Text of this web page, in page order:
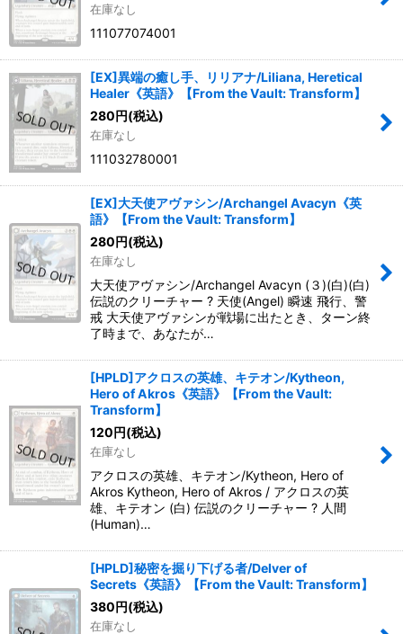
在庫なし
111077074001
[EX]異端の癒し手、リリアナ/Liliana, Heretical
Healer《英語》【From the Vault: Transform】
280円(税込)
在庫なし
111032780001
[EX]大天使アヴァシン/Archangel Avacyn《英
語》【From the Vault: Transform】
280円(税込)
在庫なし
大天使アヴァシン/Archangel Avacyn (３)(白)(白)
伝説のクリーチャー ? 天使(Angel) 瞬速 飛行、警
戒 大天使アヴァシンが戦場に出たとき、ターン終
了時まで、あなたが…
[HPLD]アクロスの英雄、キテオン/Kytheon,
Hero of Akros《英語》【From the Vault:
Transform】
120円(税込)
在庫なし
アクロスの英雄、キテオン/Kytheon, Hero of
Akros Kytheon, Hero of Akros / アクロスの英
雄、キテオン (白) 伝説のクリーチャー ? 人間
(Human)…
[HPLD]秘密を掘り下げる者/Delver of
Secrets《英語》【From the Vault: Transform】
380円(税込)
在庫なし